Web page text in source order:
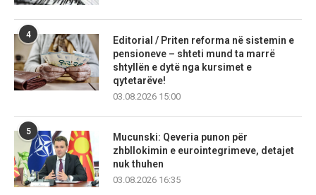
4
Editorial / Priten reforma në sistemin e
pensioneve – shteti mund ta marrë
shtyllën e dytë nga kursimet e
qytetarëve!
03.08.2026 15:00
5
Mucunski: Qeveria punon për
zhbllokimin e eurointegrimeve, detajet
nuk thuhen
03.08.2026 16:35